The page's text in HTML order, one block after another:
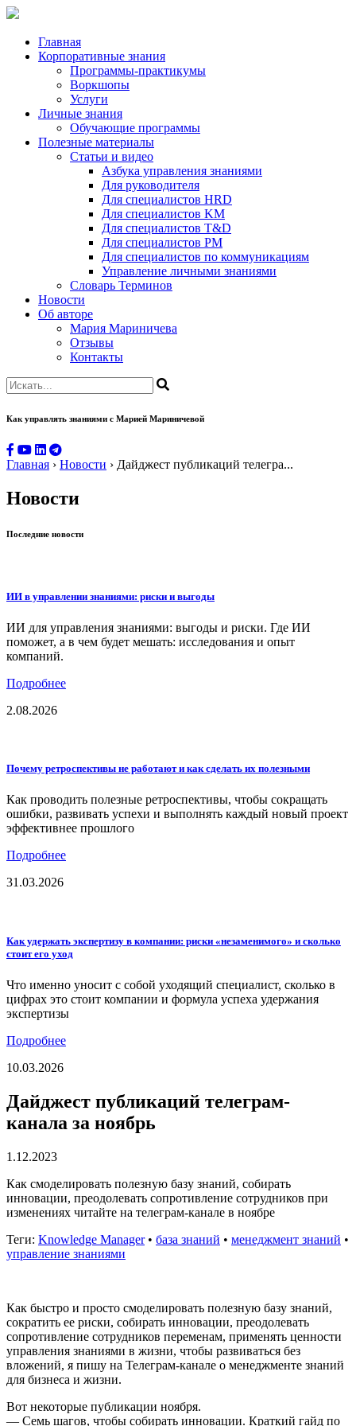
Главная
Корпоративные знания
Программы-практикумы
Воркшопы
Услуги
Личные знания
Обучающие программы
Полезные материалы
Статьи и видео
Азбука управления знаниями
Для руководителя
Для специалистов HRD
Для специалистов KM
Для специалистов T&D
Для специалистов PM
Для специалистов по коммуникациям
Управление личными знаниями
Словарь Терминов
Новости
Об авторе
Мария Мариничева
Отзывы
Контакты
Как управлять знаниями с Марией Мариничевой
Главная › Новости › Дайджест публикаций телегра...
Новости
Последние новости
ИИ в управлении знаниями: риски и выгоды
ИИ для управления знаниями: выгоды и риски. Где ИИ
поможет, а в чем будет мешать: исследования и опыт
компаний.
Подробнее
2.08.2026
Почему ретроспективы не работают и как сделать их полезными
Как проводить полезные ретроспективы, чтобы сокращать
ошибки, развивать успехи и выполнять каждый новый проект
эффективнее прошлого
Подробнее
31.03.2026
Как удержать экспертизу в компании: риски «незаменимого» и сколько
стоит его уход
Что именно уносит с собой уходящий специалист, сколько в
цифрах это стоит компании и формула успеха удержания
экспертизы
Подробнее
10.03.2026
Дайджест публикаций телеграм-
канала за ноябрь
1.12.2023
Как смоделировать полезную базу знаний, собирать
инновации, преодолевать сопротивление сотрудников при
изменениях читайте на телеграм-канале в ноябре
Теги: Knowledge Manager• база знаний • менеджмент знаний •
управление знаниями
Как быстро и просто смоделировать полезную базу знаний,
сократить ее риски, собирать инновации, преодолевать
сопротивление сотрудников переменам, применять ценности
управления знаниями в жизни, чтобы развиваться без
вложений, я пишу на Телеграм-канале о менеджменте знаний
для бизнеса и жизни.
Вот некоторые публикации ноября.
— Семь шагов, чтобы собирать инновации. Краткий гайд по